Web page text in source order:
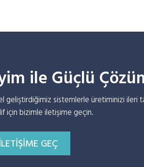
ile Güçlü
geliştirdiğimiz sistemlerle üretiminizi ileri
için bizimle iletişime geçin.
GEÇ